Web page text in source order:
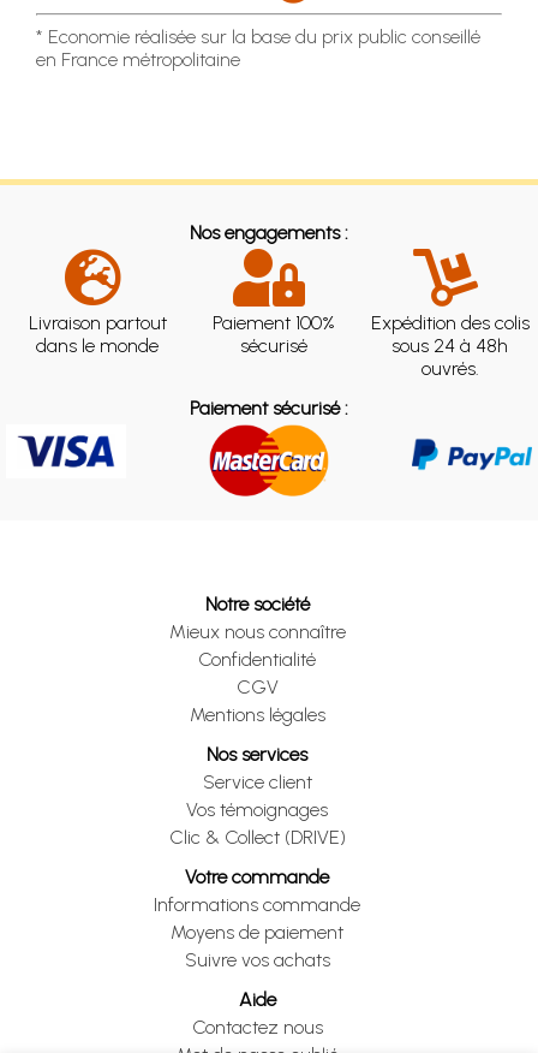
* Economie réalisée sur la base du prix public conseillé
en France métropolitaine
Nos engagements :
Livraison partout
dans le monde
Paiement 100%
sécurisé
Expédition des colis
sous 24 à 48h
ouvrés.
Paiement sécurisé :
Notre société
Mieux nous connaître
Confidentialité
CGV
Mentions légales
Nos services
Service client
Vos témoignages
Clic & Collect (DRIVE)
Votre commande
Informations commande
Moyens de paiement
Suivre vos achats
Aide
Contactez nous